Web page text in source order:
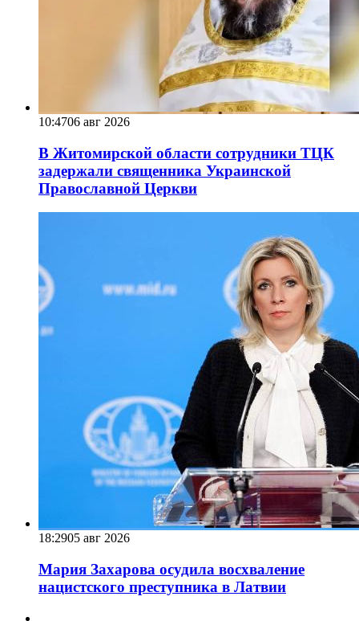
10:4706 авг 2026
В Житомирской области сотрудники ТЦК
задержали священника Украинской
Православной Церкви
18:2905 авг 2026
Мария Захарова осудила восхваление
нацистского преступника в Латвии